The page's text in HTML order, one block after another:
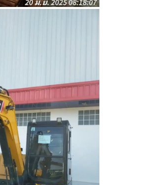
Sany
Anno di fabbricazione 2023
Peso operativo